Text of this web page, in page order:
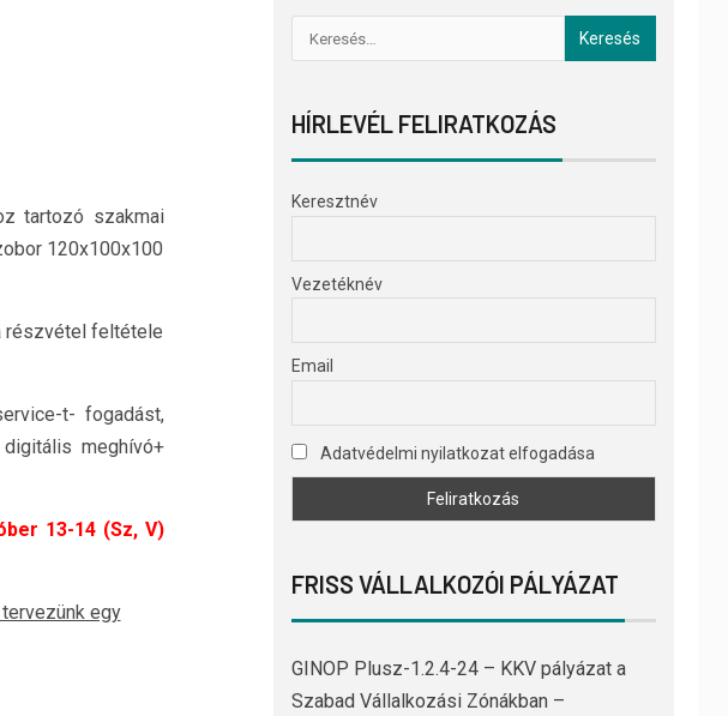
tartozó szakmai
120x100x100
részvétel feltétele
t- fogadást,
meghívó+
13-14 (Sz, V)
egy
HÍRLEVÉL FELIRATKOZÁS
Keresztnév
Vezetéknév
Email
Adatvédelmi nyilatkozat elfogadása
FRISS VÁLLALKOZÓI PÁLYÁZAT
GINOP Plusz-1.2.4-24 – KKV pályázat a
Szabad Vállalkozási Zónákban –